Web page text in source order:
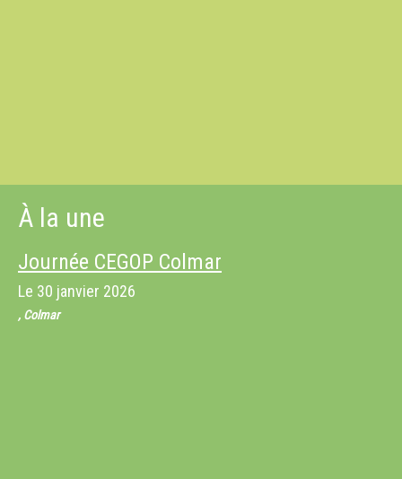
À la une
Journée CEGOP Colmar
Le 30 janvier 2026
, Colmar